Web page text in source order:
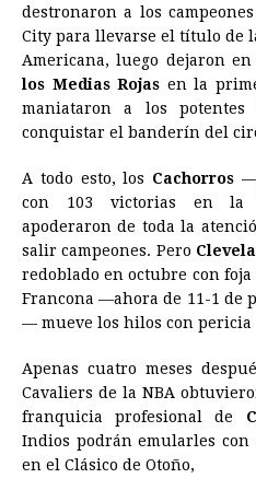
destronaron a los
City para llevarse el título de
Americana, luego dejaron
los Medias Rojas en la
maniataron a los
conquistar el banderín del
A todo esto, los Cachorros
con 103 victorias en la
apoderaron de toda la
salir campeones. Pero
redoblado en octubre con
Francona —ahora de 11-1 de
— mueve los hilos con pericia
Apenas cuatro meses
Cavaliers de la NBA
franquicia profesional de
Indios podrán emularles
en el Clásico de Otoño,